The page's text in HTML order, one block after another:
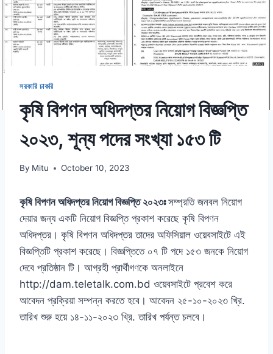
সরকারি চাকরি
কৃষি বিপণন অধিদপ্তর নিয়োগ বিজ্ঞপ্তি
২০২৩, শূন্য পদের সংখ্যা ১৫৩ টি
By Mitu October 10, 2023
কৃষি বিপণন অধিদপ্তর নিয়োগ বিজ্ঞপ্তি ২০২৩ঃসম্প্রতি জনবল নিয়োগ
দেয়ার জন্য একটি নিয়োগ বিজ্ঞপ্তি প্রকাশ করেছে কৃষি বিপণন
অধিদপ্তর। কৃষি বিপণন অধিদপ্তর তাদের অফিসিয়াল ওয়েবসাইটে এই
বিজ্ঞপ্তিটি প্রকাশ করেছে। বিজ্ঞপ্তিতে ০৭ টি পদে ১৫৩ জনকে নিয়োগ
দেবে প্রতিষ্ঠান টি। আগ্রহী প্রার্থীগণকে অনলাইনে
http://dam.teletalk.com.bd ওয়েবসাইটে প্রবেশ করে
আবেদন প্রক্রিয়া সম্পন্ন করতে হবে। আবেদন ২৫-১০-২০২৩ খ্রি.
তারিখ শুরু হয়ে ১৪-১১-২০২৩ খ্রি. তারিখ পর্যন্ত চলবে।